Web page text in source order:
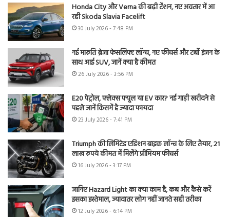
Honda City और Verna की बढ़ी टेंशन, नए अवतार में आ
रही Skoda Slavia Facelift
30 July 2026 - 7:48 PM
नई मारुति ब्रेजा फेसलिफ्ट लॉन्च, नए फीचर्स और टर्बो इंजन के
साथ आई SUV, जानें क्या है कीमत
26 July 2026 - 3:56 PM
E20 पेट्रोल, फ्लेक्स फ्यूल या EV कार? नई गाड़ी खरीदने से
पहले जानें किसमें है ज्यादा फायदा
23 July 2026 - 7:41 PM
Triumph की लिमिटेड एडिशन बाइक लॉन्च के लिए तैयार, 21
लाख रुपये कीमत में मिलेंगे प्रीमियम फीचर्स
16 July 2026 - 3:17 PM
जानिए Hazard Light का क्या काम है, कब और कैसे करें
इसका इस्तेमाल, ज्यादातर लोग नहीं जानते सही तरीका
12 July 2026 - 6:14 PM